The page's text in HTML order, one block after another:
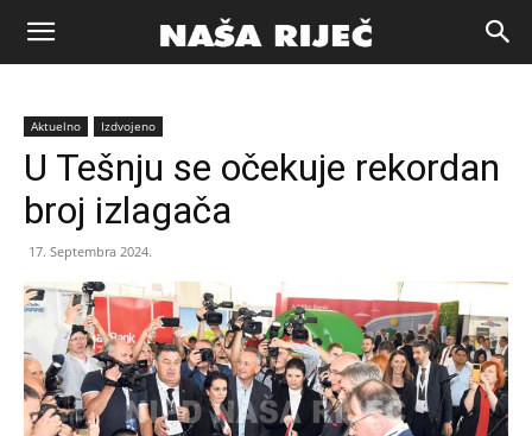
Naša
riječ
Aktuelno Izdvojeno
U Tešnju se očekuje rekordan
broj izlagača
17. Septembra 2024.